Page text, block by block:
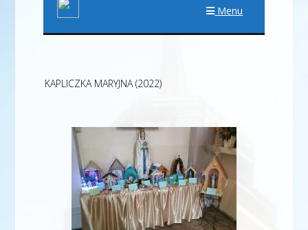
Menu
KAPLICZKA MARYJNA (2022)